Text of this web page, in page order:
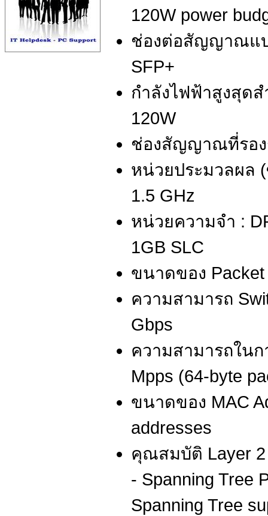
120W power
ช่องต่อสัญญาณแบ
SFP+
กำลังไฟฟ้าสูงสุด
120W
ช่องสัญญาณที่รอง
หน่วยประมวลผล
1.5 GHz
หน่วยความจำ :
1GB SLC
ขนาดของ Packet
ความสามารถ
Gbps
ความสามารถใน
Mpps (64-byte
ขนาดของ MAC
addresses
คุณสมบัติ Layer
- Spanning Tree
Spanning Tree